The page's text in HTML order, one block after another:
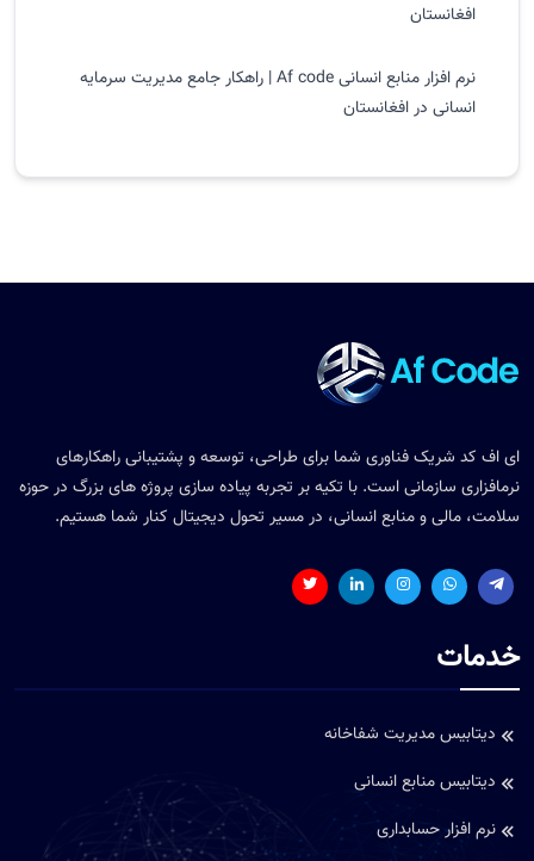
افغانستان
نرم افزار منابع انسانی Af code | راهکار جامع مدیریت سرمایه
انسانی در افغانستان
کد شریک فناوری شما برای طراحی، توسعه و پشتیبانی راهکارهای
سازمانی است. با تکیه بر تجربه پیاده سازی پروژه های بزرگ در حوزه
مالی و منابع انسانی، در مسیر تحول دیجیتال کنار شما هستیم.
دیتابیس مدیریت شفاخانه
دیتابیس منابع انسانی
نرم افزار حسابداری